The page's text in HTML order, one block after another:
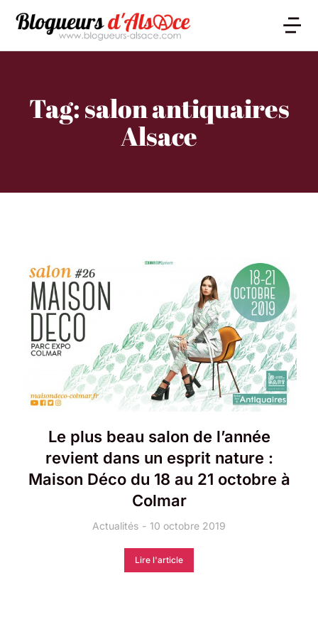
Tag: salon antiquaires
Alsace
Le plus beau salon de l’année
revient dans un esprit nature :
Maison Déco du 18 au 21 octobre à
Colmar
Actualités 10 octobre 2019
Lire l'article